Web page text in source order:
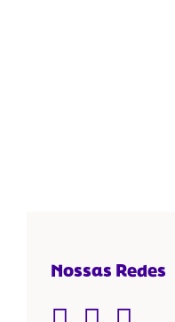
Nossas Redes